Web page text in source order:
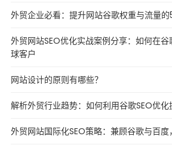
外贸企业必看：提升网站谷歌权重与流量的
外贸网站SEO优化实战案例分享：如何在
球客户
网站设计的原则有哪些？
解析外贸行业趋势：如何利用谷歌SEO优
外贸网站国际化SEO策略：兼顾谷歌与百